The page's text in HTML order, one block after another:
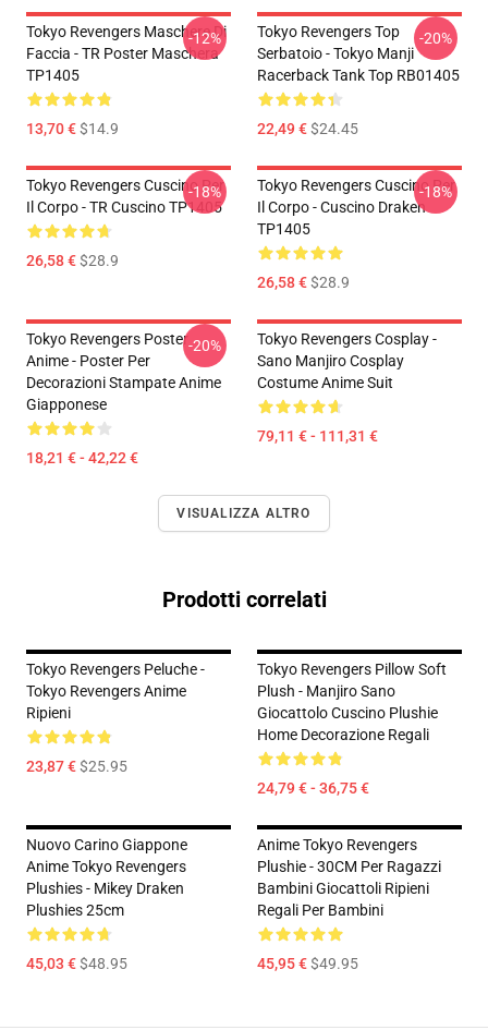
Tokyo Revengers Maschere Di
Faccia - TR Poster Maschera
TP1405
13,70 €$14.9
-12%
Tokyo Revengers Top
Serbatoio - Tokyo Manji
Racerback Tank Top RB01405
22,49 €$24.45
-20%
Tokyo Revengers Cuscino Per
Il Corpo - TR Cuscino TP1405
26,58 €$28.9
-18%
Tokyo Revengers Cuscino Per
Il Corpo - Cuscino Draken
TP1405
26,58 €$28.9
-18%
Tokyo Revengers Poster
Anime - Poster Per
Decorazioni Stampate Anime
Giapponese
18,21 € - 42,22 €
-20%
Tokyo Revengers Cosplay -
Sano Manjiro Cosplay
Costume Anime Suit
79,11 € - 111,31 €
VISUALIZZA ALTRO
Prodotti correlati
Tokyo Revengers Peluche -
Tokyo Revengers Anime
Ripieni
23,87 €$25.95
Tokyo Revengers Pillow Soft
Plush - Manjiro Sano
Giocattolo Cuscino Plushie
Home Decorazione Regali
24,79 € - 36,75 €
Nuovo Carino Giappone
Anime Tokyo Revengers
Plushies - Mikey Draken
Plushies 25cm
45,03 €$48.95
Anime Tokyo Revengers
Plushie - 30CM Per Ragazzi
Bambini Giocattoli Ripieni
Regali Per Bambini
45,95 €$49.95